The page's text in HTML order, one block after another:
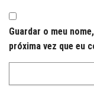
Guardar o meu
próxima vez que eu